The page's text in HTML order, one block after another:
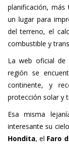
planificación,
un lugar para
del terreno, el
combustible y
La web oficial de
región se
continente, y
protección solar y
Esa misma
interesante su
Hondita, el Faro